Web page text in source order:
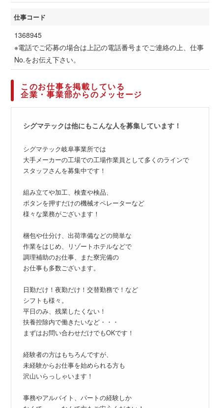
仕事コード
1368945
※電話でご応募の場合は上記の電話番号までご連絡の上、仕事
No.をお伝え下さい。
このお仕事を掲載している
企業・事業部からのメッセージ
シグマテックは他にもこんな人を募集しています！
シグマテック岐阜事業所では
大手メーカーの工場での工場作業員として多くのラインで
スタッフさんを募集中です！
組み立てや加工、検査や検品、
ボタンを押すだけの機械オペレーターなど
様々な業務がございます！
梱包や仕分け、出荷準備などの簡単な
作業をはじめ、リゾートホテルなどで
調理補助のお仕事、また寮完備の
お仕事も多数ございます。
日勤だけ！夜勤だけ！交替勤務で！など
シフトも様々。
平日のみ、残業したくない！
扶養控除内で働きたいなど・・・
まずはお問い合わせだけでもOKです！
経験者の方はもちろんですが、
未経験からお仕事を始められる方も
沢山いらっしゃいます！
事務やアルバイト、パートの経験しか